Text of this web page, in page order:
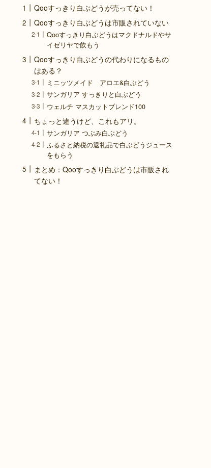
Qooすっきり白ぶどうが売ってない！
Qooすっきり白ぶどうは市販されていない
Qooすっきり白ぶどうはマクドナルドやサ
イゼリヤで飲もう
Qooすっきり白ぶどうの代わりになるもの
はある？
ミニッツメイド アロエ&白ぶどう
サンガリア すっきりと白ぶどう
ウェルチ マスカットブレンド100
ちょっと違うけど、これもアリ。
サンガリア つぶみ白ぶどう
ふるさと納税の返礼品で白ぶどうジュース
をもらう
まとめ：Qooすっきり白ぶどうは市販され
てない！